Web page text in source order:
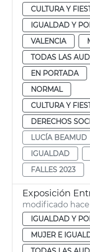
CULTURA Y
IGUALDAD Y
VALENCIA
TODAS LAS
EN PORTADA
NORMAL
CULTURA Y
DERECHOS
LUCÍA BEAMUD
IGUALDAD
FALLES 2023
Exposición
modificado hace
IGUALDAD Y
MUJER E